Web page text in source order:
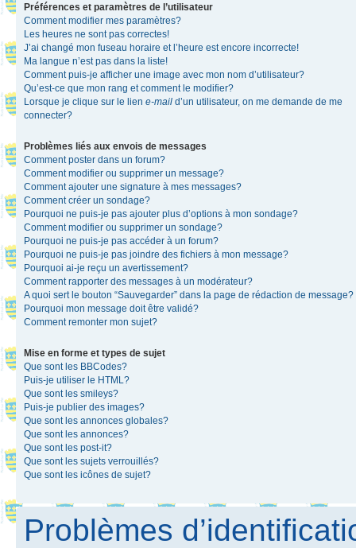
Préférences et paramètres de l’utilisateur
Comment modifier mes paramètres?
Les heures ne sont pas correctes!
J’ai changé mon fuseau horaire et l’heure est encore incorrecte!
Ma langue n’est pas dans la liste!
Comment puis-je afficher une image avec mon nom d’utilisateur?
Qu’est-ce que mon rang et comment le modifier?
Lorsque je clique sur le lien e-mail d’un utilisateur, on me demande de me
connecter?
Problèmes liés aux envois de messages
Comment poster dans un forum?
Comment modifier ou supprimer un message?
Comment ajouter une signature à mes messages?
Comment créer un sondage?
Pourquoi ne puis-je pas ajouter plus d’options à mon sondage?
Comment modifier ou supprimer un sondage?
Pourquoi ne puis-je pas accéder à un forum?
Pourquoi ne puis-je pas joindre des fichiers à mon message?
Pourquoi ai-je reçu un avertissement?
Comment rapporter des messages à un modérateur?
A quoi sert le bouton “Sauvegarder” dans la page de rédaction de message?
Pourquoi mon message doit être validé?
Comment remonter mon sujet?
Mise en forme et types de sujet
Que sont les BBCodes?
Puis-je utiliser le HTML?
Que sont les smileys?
Puis-je publier des images?
Que sont les annonces globales?
Que sont les annonces?
Que sont les post-it?
Que sont les sujets verrouillés?
Que sont les icônes de sujet?
Problèmes